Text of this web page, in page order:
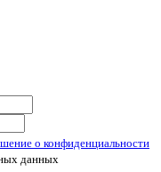
о конфиденциальности
данных